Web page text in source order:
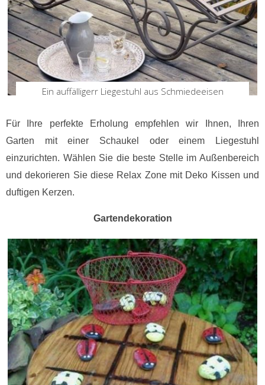
Ein auffälligerr Liegestuhl aus Schmiedeeisen
Für Ihre perfekte Erholung empfehlen wir Ihnen, Ihren
Garten mit einer Schaukel oder einem Liegestuhl
einzurichten. Wählen Sie die beste Stelle im Außenbereich
und dekorieren Sie diese Relax Zone mit Deko Kissen und
duftigen Kerzen.
Gartendekoration